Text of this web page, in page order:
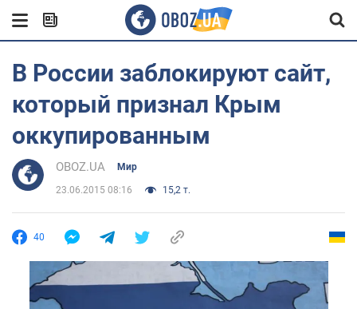
В России заблокируют сайт,
который признал Крым
оккупированным
OBOZ.UA Мир
23.06.2015 08:16 15,2 т.
40